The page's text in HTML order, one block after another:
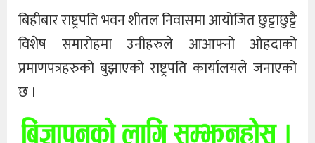
बिहीबार राष्ट्रपति भवन शीतल निवासमा आयोजित छुट्टाछुट्टै
विशेष समारोहमा उनीहरुले आआफ्नो ओहदाको
प्रमाणपत्रहरुको बुझाएको राष्ट्रपति कार्यालयले जनाएको
छ ।